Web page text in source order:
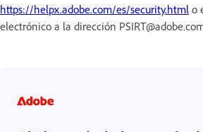
https://helpx.adobe.com/es/security.html o
electrónico a la dirección